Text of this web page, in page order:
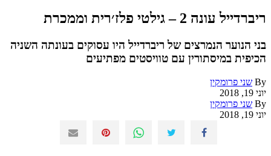
ריברדייל עונה 2 – גילטי פלז׳רית וממכרת
בני הנוער הנמרצים של ריברדייל היו עסוקים בעונתה השניה
הכיפית במיסתורין עם טוויסטים מפתיעים
By שני פרומקין
יוני 19, 2018
By שני פרומקין
יוני 19, 2018